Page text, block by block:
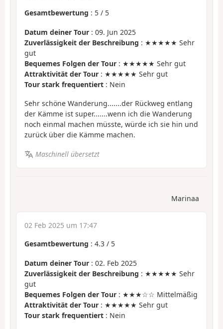
Gesamtbewertung : 5 / 5
Datum deiner Tour : 09. Jun 2025
Zuverlässigkeit der Beschreibung : ★★★★★ Sehr
gut
Bequemes Folgen der Tour : ★★★★★ Sehr gut
Attraktivität der Tour : ★★★★★ Sehr gut
Tour stark frequentiert : Nein
Sehr schöne Wanderung.......der Rückweg entlang
der Kämme ist super.......wenn ich die Wanderung
noch einmal machen müsste, würde ich sie hin und
zurück über die Kämme machen.
Maschinell übersetzt
Marinaa
02 Feb 2025 um 17:47
Gesamtbewertung : 4.3 / 5
Datum deiner Tour : 02. Feb 2025
Zuverlässigkeit der Beschreibung : ★★★★★ Sehr
gut
Bequemes Folgen der Tour : ★★★☆☆ Mittelmäßig
Attraktivität der Tour : ★★★★★ Sehr gut
Tour stark frequentiert : Nein